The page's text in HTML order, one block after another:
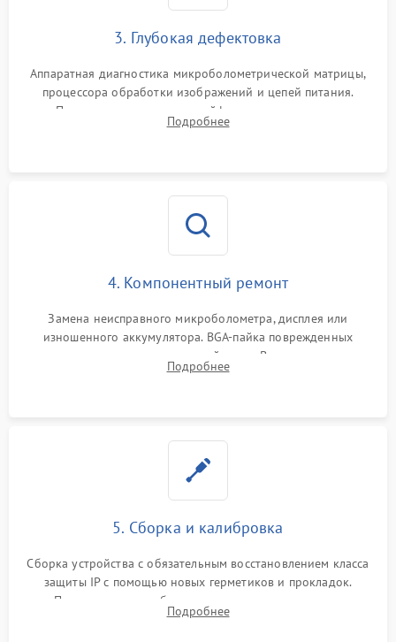
3. Глубокая дефектовка
Аппаратная диагностика микроболометрической матрицы,
процессора обработки изображений и цепей питания.
Проверка целостности шлейфов, модуля памяти и
интерфейсов связи. Выявление сгоревших SMD-компонентов
Подробнее
4. Компонентный ремонт
Замена неисправного микроболометра, дисплея или
изношенного аккумулятора. BGA-пайка поврежденных
контроллеров на материнской плате. Восстановление
разъемов и кнопок, замена поврежденных элементов
Подробнее
5. Сборка и калибровка
Сборка устройства с обязательным восстановлением класса
защиты IP с помощью новых герметиков и прокладок.
Программная калибровка матрицы по эталонному
абсолютно черному телу для точного измерения температур.
Подробнее